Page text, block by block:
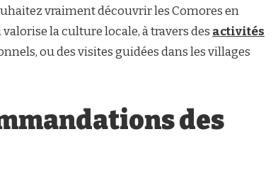
vraiment découvrir les Comores en
la culture locale, à travers des activités
ou des visites guidées dans les villages
des